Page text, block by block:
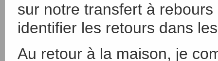
sur notre transfert à
identifier les retours dans
Au retour à la maison, je